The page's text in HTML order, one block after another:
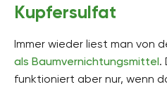
Kupfersulfat
Immer wieder liest man von
als Baumvernichtungsmittel.
funktioniert aber nur, wenn